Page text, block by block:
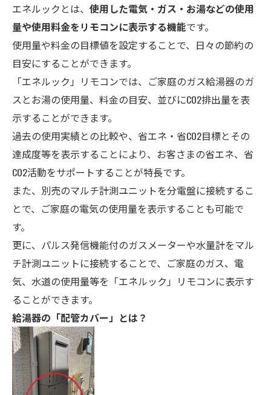
エネルックとは、 使用した電気・ガス・お湯などの使用
量や使用料金をリモコンに表示する機能です。
使用量や料金の目標値を設定することで、日々の節約の
目安にすることができます。
「エネルック」リモコンでは、ご家庭のガス給湯器のガ
スとお湯の使用量、料金の目安、並びにCO2排出量を表
示することができます。
過去の使用実績との比較や、省エネ・省CO2目標とその
達成度等を表示することにより、お客さまの省エネ、省
CO2活動をサポートすることが特長です。
また、別売のマルチ計測ユニットを分電盤に接続するこ
とで、ご家庭の電気の使用量を表示することも可能で
す。
更に、パルス発信機能付のガスメーターや水量計をマル
チ計測ユニットに接続することで、ご家庭のガス、電
気、水道の使用量等を「エネルック」リモコンに表示す
ることができます。
給湯器の「配管カバー」とは？